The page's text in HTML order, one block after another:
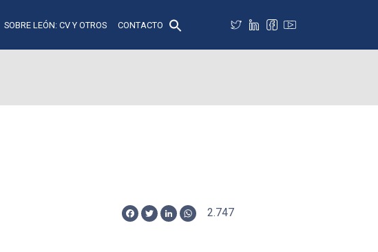
SOBRE LEÓN: CV Y OTROS CONTACTO
Facebook
TwitterLinkedInWhatsApp
2.747